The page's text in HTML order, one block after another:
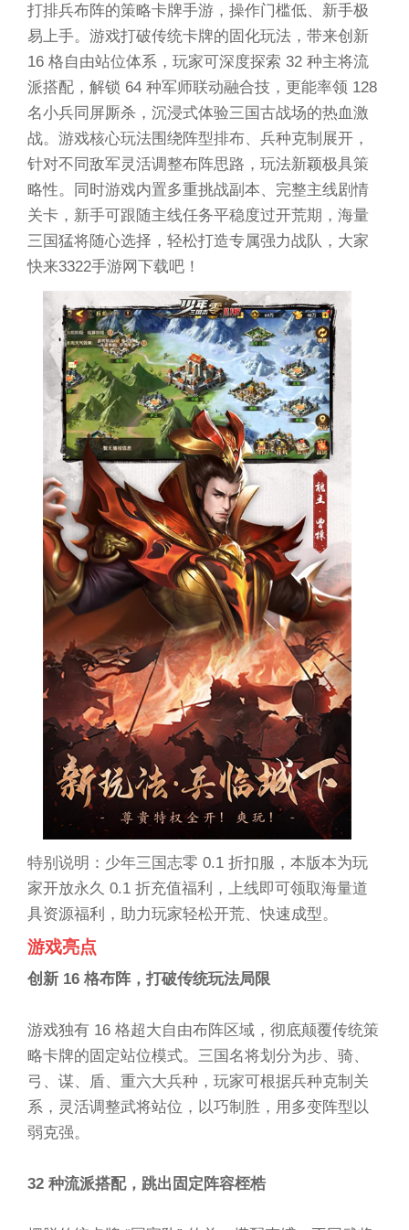
打排兵布阵的策略卡牌手游，操作门槛低、新手极
易上手。游戏打破传统卡牌的固化玩法，带来创新
16 格自由站位体系，玩家可深度探索 32 种主将流
派搭配，解锁 64 种军师联动融合技，更能率领 128
名小兵同屏厮杀，沉浸式体验三国古战场的热血激
战。游戏核心玩法围绕阵型排布、兵种克制展开，
针对不同敌军灵活调整布阵思路，玩法新颖极具策
略性。同时游戏内置多重挑战副本、完整主线剧情
关卡，新手可跟随主线任务平稳度过开荒期，海量
三国猛将随心选择，轻松打造专属强力战队，大家
快来3322手游网下载吧！
特别说明：少年三国志零 0.1 折扣服，本版本为玩
家开放永久 0.1 折充值福利，上线即可领取海量道
具资源福利，助力玩家轻松开荒、快速成型。
游戏亮点
创新 16 格布阵，打破传统玩法局限
游戏独有 16 格超大自由布阵区域，彻底颠覆传统策
略卡牌的固定站位模式。三国名将划分为步、骑、
弓、谋、盾、重六大兵种，玩家可根据兵种克制关
系，灵活调整武将站位，以巧制胜，用多变阵型以
弱克强。
32 种流派搭配，跳出固定阵容桎梏